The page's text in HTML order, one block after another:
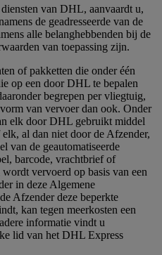
van DHL, aanvaardt u,
de geadresseerde van de
alle belanghebbenden bij de
van toepassing zijn.
of pakketten die onder één
op een door DHL te bepalen
begrepen per vliegtuig,
van vervoer dan ook. Onder
elk door DHL gebruikt middel
al dan niet door de Afzender,
van de geautomatiseerde
barcode, vrachtbrief of
vervoerd op basis van een
in deze Algemene
Afzender deze beperkte
kan tegen meerkosten een
informatie vindt u
lid van het DHL Express